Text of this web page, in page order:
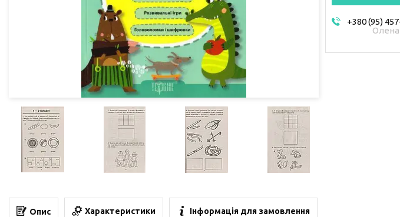
+380 (95)
Олена
Опис Характеристики Інформація для замовлення